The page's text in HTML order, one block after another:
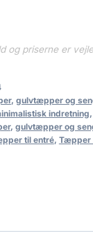
og priserne er
, gulvtæpper og
indretning,
, gulvtæpper og
til entré, Tæpper